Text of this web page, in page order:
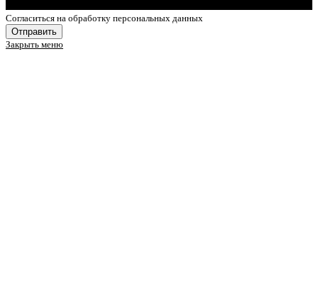
Cогласиться на обработку персональных данных
Отправить
Закрыть меню